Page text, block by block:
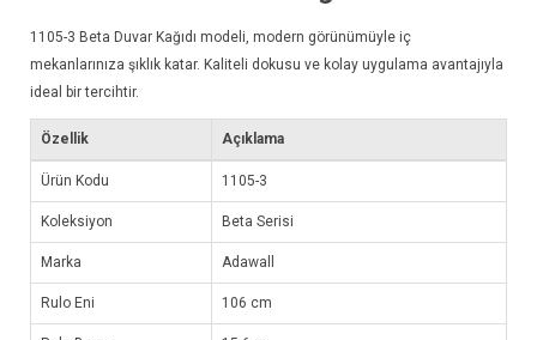
1105-3 Beta Duvar Kağıdı modeli, modern görünümüyle iç
mekanlarınıza şıklık katar. Kaliteli dokusu ve kolay uygulama avantajıyla
ideal bir tercihtir.
Özellik Açıklama
Ürün Kodu 1105-3
Koleksiyon Beta Serisi
Marka Adawall
Rulo Eni 106 cm